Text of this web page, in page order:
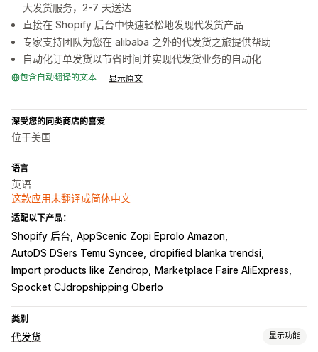
大发货服务，2-7 天送达
直接在 Shopify 后台中快速轻松地发现代发货产品
专家支持团队为您在 alibaba 之外的代发货之旅提供帮助
自动化订单发货以节省时间并实现代发货业务的自动化
包含自动翻译的文本 显示原文
深受您的同类商店的喜爱
位于美国
语言
英语
这款应用未翻译成简体中文
适配以下产品：
Shopify 后台 AppScenic Zopi Eprolo Amazon
AutoDS DSers Temu Syncee dropified blanka trendsi
Import products like Zendrop Marketplace Faire AliExpress
Spocket CJdropshipping Oberlo
类别
代发货 显示功能